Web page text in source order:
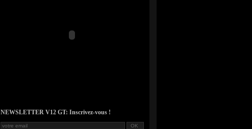
NEWSLETTER V12 GT: Inscrivez-vous !